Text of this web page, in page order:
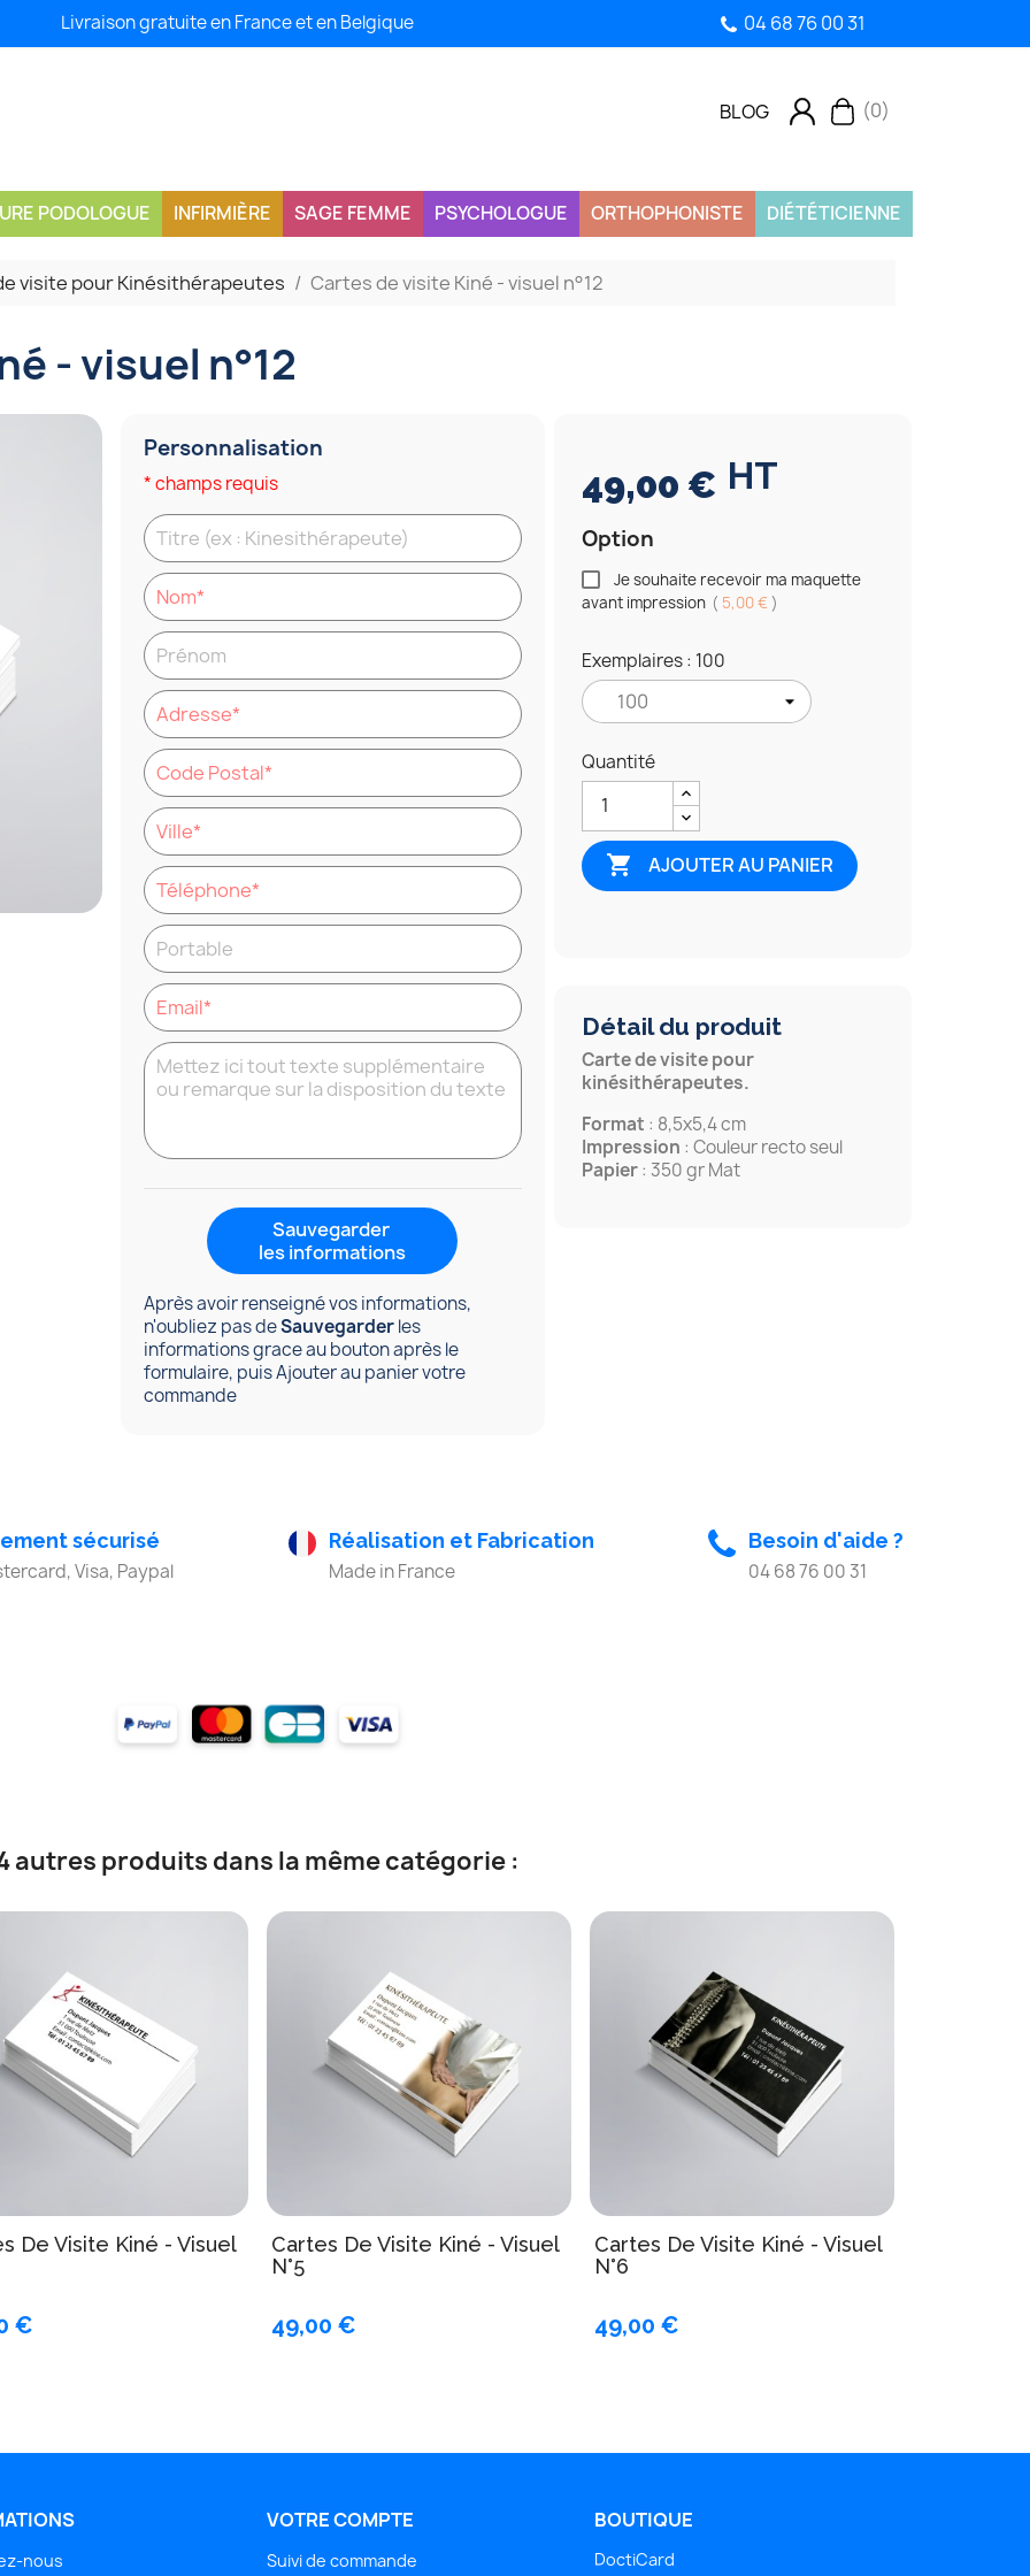
Livraison gratuite en France et en Belgique 04 68 76 00 31
(0)
BLOG
PODOLOGUE INFIRMIÈRE SAGE FEMME PSYCHOLOGUE ORTHOPHONISTE DIÉTÉTICIENNE
visite pour Kinésithérapeutes Cartes de visite Kiné - visuel n°12
- visuel n°12
Personnalisation
* champs requis
Sauvegarder
les informations
Après avoir renseigné vos informations,
n'oubliez pas deSauvegarderles
informations grace au bouton après le
formulaire, puis Ajouter au panier votre
commande
49,00 € HT
Option
Je souhaite recevoir ma maquette
avant impression ( 5,00 € )
Exemplaires : 100
Quantité
 AJOUTER AU PANIER
Détail du produit
Carte de visite pour
kinésithérapeutes.
Format : 8,5x5,4 cm
Impression : Couleur recto seul
Papier: 350 gr Mat
sécurisé
Visa, Paypal
Réalisation et Fabrication
Made in France
Besoin d'aide ?
04 68 76 00 31
autres produits dans la même catégorie :
De Visite Kiné - Visuel
€
Cartes De Visite Kiné - Visuel
N°5
49,00 €
Cartes De Visite Kiné - Visuel
N°6
49,00 €
nous
VOTRE COMPTE
Suivi de commande
BOUTIQUE
DoctiCard